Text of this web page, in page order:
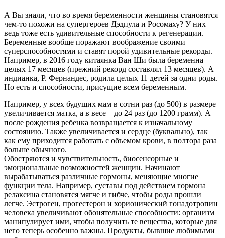
А Вы знали, что во время беременности женщины становятся
чем-то похожи на супергероев Дэдпула и Росомаху? У них
ведь тоже есть удивительные способности к регенерации.
Беременные вообще поражают воображение своими
суперспособностями и ставят порой удивительные рекорды.
Например, в 2016 году китаянка Ван Ши была беременна
целых 17 месяцев (прежний рекорд составлял 13 месяцев). А
индианка, Р. Фернандес, родила целых 11 детей за одни роды.
Но есть и способности, присущие всем беременным.
Например, у всех будущих мам в сотни раз (до 500) в размере
увеличивается матка, а в весе – до 24 раз (до 1200 грамм). А
после рождения ребенка возвращается к изначальному
состоянию. Также увеличивается и сердце (буквально), так
как ему приходится работать с объемом крови, в полтора раза
больше обычного.
Обостряются и чувствительность, биосенсорные и
эмоциональные возможностей женщин. Начинают
вырабатываться различные гормоны, меняющие многие
функции тела. Например, суставы под действием гормона
релаксина становятся мягче и гибче, чтобы роды прошли
легче. Эстроген, прогестерон и хорионический гонадотропин
человека увеличивают обонятельные способности: организм
манипулирует ими, чтобы получить те вещества, которые для
него теперь особенно важны. Продукты, бывшие любимыми